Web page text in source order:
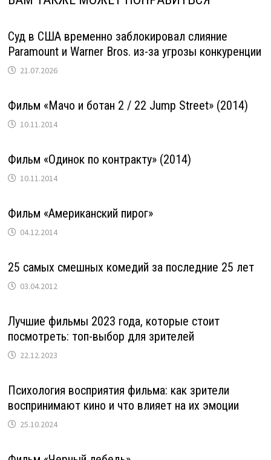
Суд в США временно заблокировал слияние
Paramount и Warner Bros. из-за угрозы конкуренции
21.07.2026
Фильм «Мачо и ботан 2 / 22 Jump Street» (2014)
10.11.2014
Фильм «Одинок по контракту» (2014)
10.11.2014
Фильм «Американский пирог»
04.12.2014
25 самых смешных комедий за последние 25 лет
03.04.2012
Лучшие фильмы 2023 года, которые стоит
посмотреть: топ-выбор для зрителей
22.12.2023
Психология восприятия фильма: как зрители
воспринимают кино и что влияет на их эмоции
25.10.2024